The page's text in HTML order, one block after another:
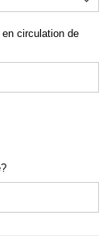
circulation de